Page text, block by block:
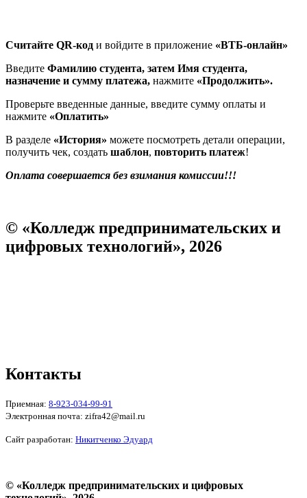
Считайте QR-код и войдите в приложение «ВТБ-онлайн»
Введите Фамилию студента, затем Имя студента,
назначение и сумму платежа, нажмите «Продолжить».
Проверьте введенные данные, введите сумму оплаты и
нажмите «Оплатить»
В разделе «История» можете посмотреть детали операции,
получить чек, создать шаблон, повторить платеж!
Оплата совершается без взимания комиссии!!!
© «Колледж предпринимательских и
цифровых технологий», 2026
Контакты
Приемная: 8-923-034-99-91
Электронная почта: zifra42@mail.ru
Сайт разработан: Никитченко Эдуард
© «Колледж предпринимательских и цифровых